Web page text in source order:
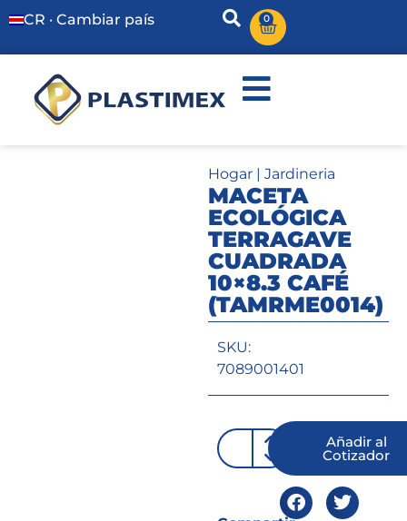
CR · Cambiar país 0
Hogar| Jardineria
MACETA
ECOLÓGICA
TERRAGAVE
CUADRADA
10×8.3 CAFÉ
(TAMRME0014)
SKU:
7089001401
Añadir al
Cotizador